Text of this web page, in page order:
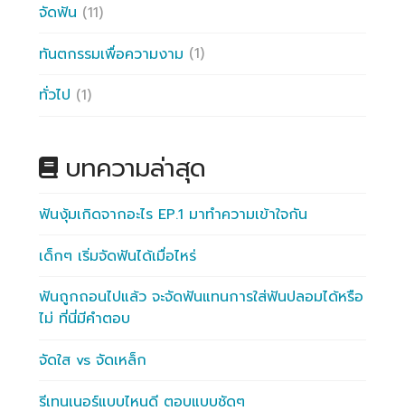
จัดฟัน (11)
ทันตกรรมเพื่อความงาม (1)
ทั่วไป (1)
บทความล่าสุด
ฟันงุ้มเกิดจากอะไร EP.1 มาทำความเข้าใจกัน
เด็กๆ เริ่มจัดฟันได้เมื่อไหร่
ฟันถูกถอนไปแล้ว จะจัดฟันแทนการใส่ฟันปลอมได้หรือ
ไม่ ที่นี่มีคำตอบ
จัดใส vs จัดเหล็ก
รีเทนเนอร์แบบไหนดี ตอบแบบชัดๆ